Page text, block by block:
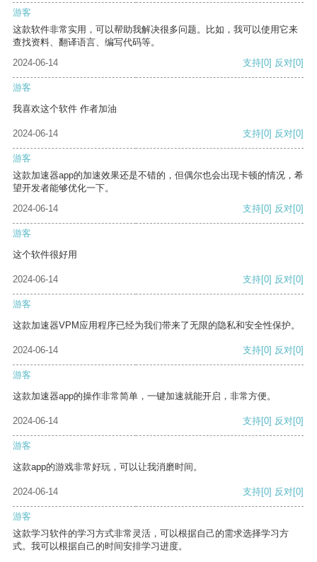
游客
这款软件非常实用，可以帮助我解决很多问题。比如，我可以使用它来
查找资料、翻译语言、编写代码等。
2024-06-14
支持[0] 反对[0]
游客
我喜欢这个软件 作者加油
2024-06-14 支持[0] 反对[0]
游客
这款加速器app的加速效果还是不错的，但偶尔也会出现卡顿的情况，希
望开发者能够优化一下。
2024-06-14
支持[0] 反对[0]
游客
这个软件很好用
2024-06-14 支持[0] 反对[0]
游客
这款加速器VPM应用程序已经为我们带来了无限的隐私和安全性保护。
2024-06-14 支持[0] 反对[0]
游客
这款加速器app的操作非常简单，一键加速就能开启，非常方便。
2024-06-14 支持[0] 反对[0]
游客
这款app的游戏非常好玩，可以让我消磨时间。
2024-06-14 支持[0] 反对[0]
游客
这款学习软件的学习方式非常灵活，可以根据自己的需求选择学习方
式。我可以根据自己的时间安排学习进度。